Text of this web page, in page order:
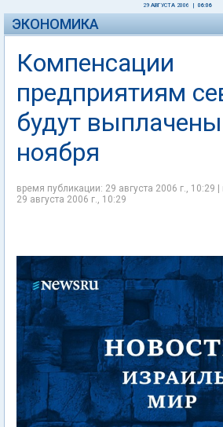
29 АВГУСТА 2006 06:06
ЭКОНОМИКА
Компенсации
предприятиям
будут
ноября
время публикации: 29 августа 2006 г., 10:29
29 августа 2006 г., 10:29